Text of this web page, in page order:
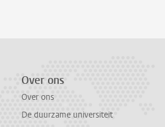
Over ons
Over ons
De duurzame universiteit